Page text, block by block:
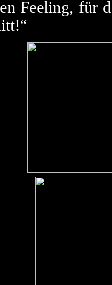
Feeling, für